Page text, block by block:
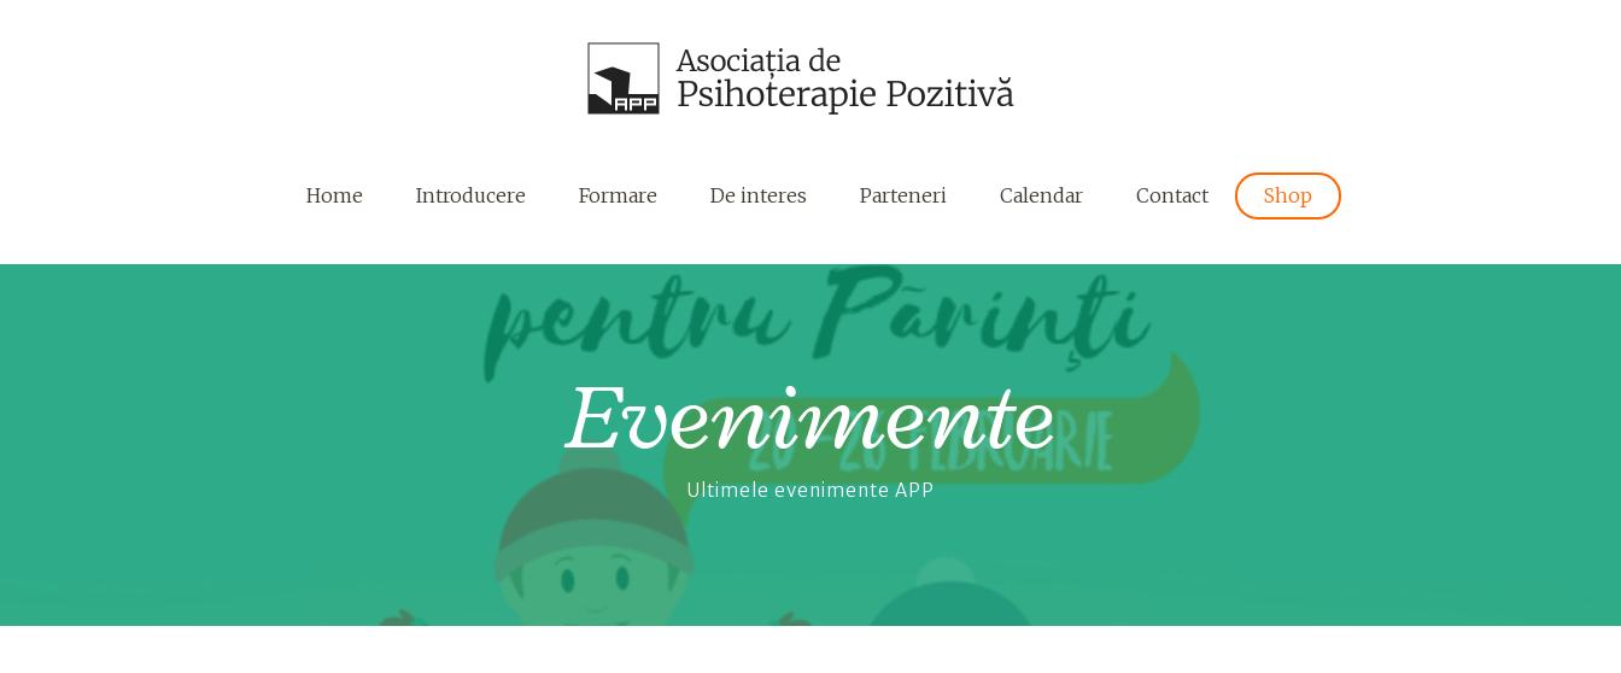
Home Introducere Formare De interes Parteneri Calendar Contact Shop
Evenimente
Ultimele evenimente APP